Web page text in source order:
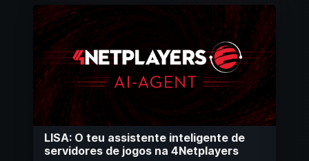
LISA: O teu assistente inteligente de
servidores de jogos na 4Netplayers